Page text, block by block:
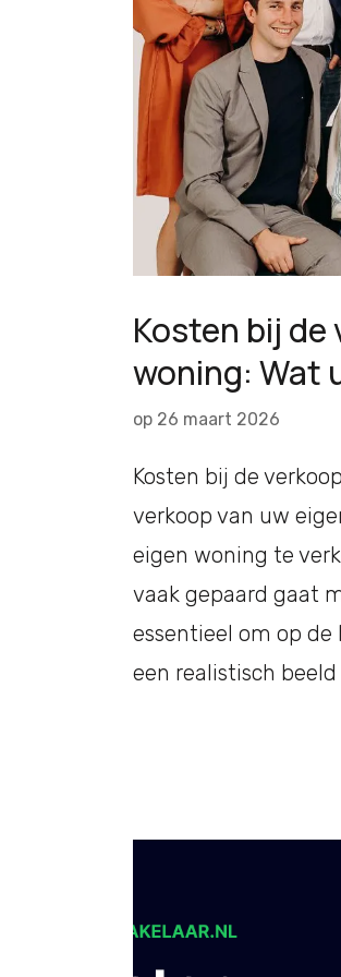
Kosten bij de
woning: Wat
op 26 maart 2026
Kosten bij de
verkoop van uw
eigen woning te
vaak gepaard gaat
essentieel om op
een realistisch